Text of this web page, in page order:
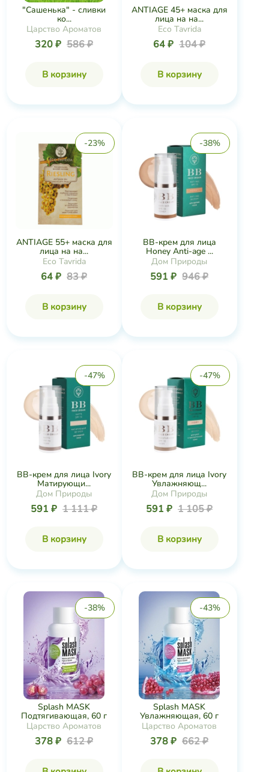
320 ₽ 586 ₽
В корзину
64 ₽ 104 ₽
В корзину
ANTIAGE 55+ маска для
лица на на...
Eco Tavrida
64 ₽ 83 ₽
В корзину
BB-крем для лица
Honey Anti-age ...
Дом Природы
591 ₽
В корзину
BB-крем для лица Ivory
Матирующи...
Дом Природы
1 111 ₽
В корзину
BB-крем для лица Ivory
Увлажняющ...
Дом Природы
1 105 ₽
В корзину
Splash MASK
Подтягивающая, 60 г
Царство Ароматов
378 ₽ 612 ₽
В корзину
Splash MASK
Увлажняющая, 60 г
Царство Ароматов
378 ₽ 662 ₽
В корзину